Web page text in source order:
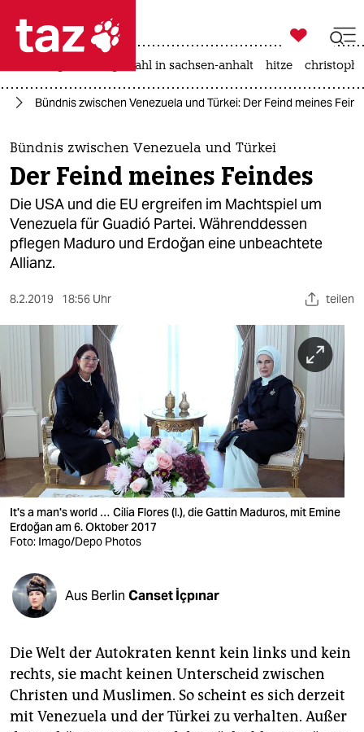
 taz zahl ich
taz zahl ich
themen
politik
öko
gesellschaft
kultur
sport
berlin
nord
wahrheit
verlag
verlag
veranstaltungen
shop
fragen & hilfe
abo
genossenschaft

taz zahl ich
landtagswahl in sachsen-anhalt hitze
Bündnis zwischen Venezuela und Türkei: Der Feind meines
Bündnis zwischen Venezuela und Türkei
Der Feind meines Feindes
Die USA und die EU ergreifen im Machtspiel um
Venezuela für Guadió Partei. Währenddessen
pflegen Maduro und Erdoğan eine unbeachtete
Allianz.
8.2.2019 18:56 Uhr teilen
It's a man's world … Cilia Flores (l.), die Gattin Maduros, mit Emine
Erdoğan am 6. Oktober 2017
Foto: Imago/Depo Photos
Aus Berlin Canset İçpınar
Die Welt der Autokraten kennt kein links und kein
rechts, sie macht keinen Unterscheid zwischen
Christen und Muslimen. So scheint es sich derzeit
mit Venezuela und der Türkei zu verhalten. Außer